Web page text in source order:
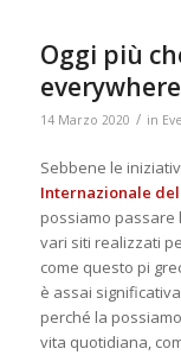
Oggi più
everywhere
14 Marzo 2020 / in
Sebbene le
Internazionale
possiamo passare
vari siti realizzati
come questo pi
è assai
perché la
vita quotidiana,